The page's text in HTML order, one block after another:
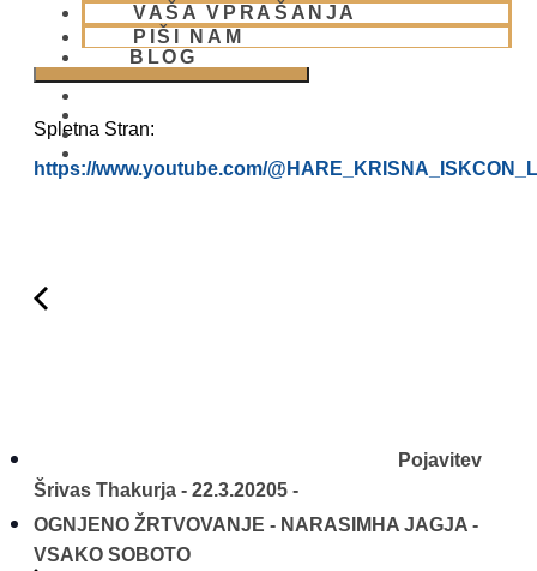
VAŠA VPRAŠANJA
PIŠI NAM
BLOG
Spletna Stran:
https://www.youtube.com/
Pojavitev
Šrivas Thakurja - 22.3.20205 -
OGNJENO ŽRTVOVANJE - NARASIMHA JAGJA -
VSAKO SOBOTO